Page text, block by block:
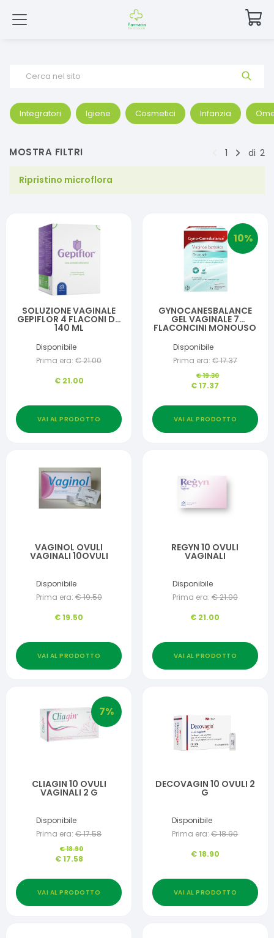
Cerca nel sito
Integratori Igiene Cosmetici Infanzia
MOSTRA FILTRI 1 di 2
Ripristino microflora
SOLUZIONE VAGINALE
GEPIFLOR 4 FLACONI DA
140 ML
Disponibile
Prima era: €21.00
€ 21.00
VAI AL PRODOTTO
10%
GYNOCANESBALANCE
GEL VAGINALE 7
FLACONCINI MONOUSO
Disponibile
Prima era: €17.37
€19.30
€17.37
VAI AL PRODOTTO
VAGINOL OVULI
VAGINALI 10OVULI
Disponibile
Prima era: €19.50
€19.50
VAI AL PRODOTTO
REGYN 10 OVULI
VAGINALI
Disponibile
Prima era: €21.00
€ 21.00
VAI AL PRODOTTO
7%
CLIAGIN 10 OVULI
VAGINALI 2 G
Disponibile
Prima era: €17.58
€18.90
€17.58
VAI AL PRODOTTO
DECOVAGIN 10 OVULI 2
G
Disponibile
Prima era: €18.90
€18.90
VAI AL PRODOTTO